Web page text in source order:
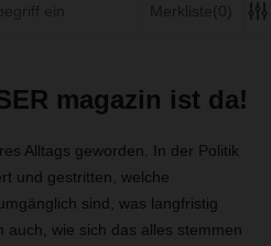
Merkliste(0)
magazin ist da!
Alltags geworden. In der Politik
und gestritten, welche
sind, was langfristig
auch, wie sich das alles stemmen